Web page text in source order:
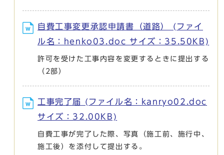
自費工事変更承認申請書（道路） (ファイ
ル名：henko03.doc サイズ：35.50KB)
許可を受けた工事内容を変更するときに提出する
（2部）
工事完了届 (ファイル名：kanryo02.doc
サイズ：32.00KB)
自費工事が完了した際、写真（施工前、施行中、
施工後）を添付して提出する。